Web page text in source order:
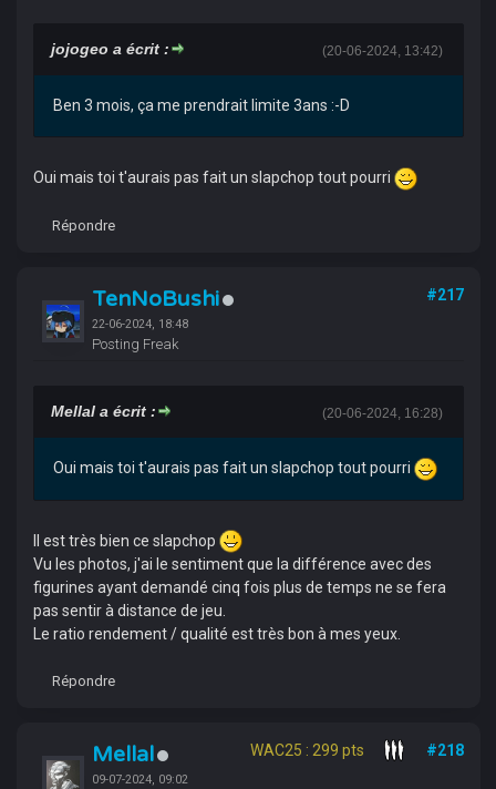
(20-06-2024, 13:42)
jojogeo a écrit :
Ben 3 mois, ça me prendrait limite 3ans :-D
Oui mais toi t'aurais pas fait un slapchop tout pourri
Répondre
TenNoBushi
22-06-2024, 18:48
Posting Freak
#217
(20-06-2024, 16:28)
Mellal a écrit :
Oui mais toi t'aurais pas fait un slapchop tout pourri
Il est très bien ce slapchop
Vu les photos, j'ai le sentiment que la différence avec des
figurines ayant demandé cinq fois plus de temps ne se fera
pas sentir à distance de jeu.
Le ratio rendement / qualité est très bon à mes yeux.
Répondre
Mellal
09-07-2024, 09:02
WAC25 : 299 pts #218